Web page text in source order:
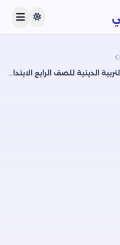
مراجعة الاضواء النهائية في التربية الدينية للصف الرابع الابتدائي الترم الثاني 2025 PDF بالاجابات